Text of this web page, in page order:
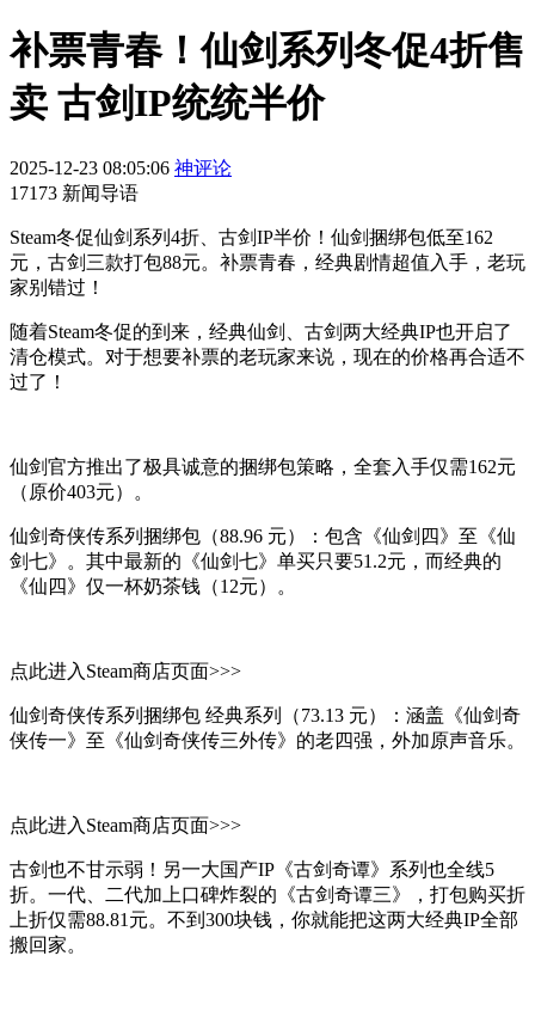
补票青春！仙剑系列冬促4折售
卖 古剑IP统统半价
2025-12-23 08:05:06 神评论
17173 新闻导语
Steam冬促仙剑系列4折、古剑IP半价！仙剑捆绑包低至162
元，古剑三款打包88元。补票青春，经典剧情超值入手，老玩
家别错过！
随着Steam冬促的到来，经典仙剑、古剑两大经典IP也开启了
清仓模式。对于想要补票的老玩家来说，现在的价格再合适不
过了！
仙剑官方推出了极具诚意的捆绑包策略，全套入手仅需162元
（原价403元）。
仙剑奇侠传系列捆绑包（88.96 元）：包含《仙剑四》至《仙
剑七》。其中最新的《仙剑七》单买只要51.2元，而经典的
《仙四》仅一杯奶茶钱（12元）。
点此进入Steam商店页面>>>
仙剑奇侠传系列捆绑包 经典系列（73.13 元）：涵盖《仙剑奇
侠传一》至《仙剑奇侠传三外传》的老四强，外加原声音乐。
点此进入Steam商店页面>>>
古剑也不甘示弱！另一大国产IP《古剑奇谭》系列也全线5
折。一代、二代加上口碑炸裂的《古剑奇谭三》，打包购买折
上折仅需88.81元。不到300块钱，你就能把这两大经典IP全部
搬回家。